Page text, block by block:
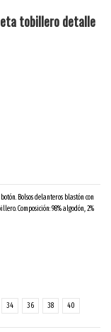
tobillero detalle
Bolsos delanteros blastón con
Composición: 98% algodón, 2%
34 36 38 40